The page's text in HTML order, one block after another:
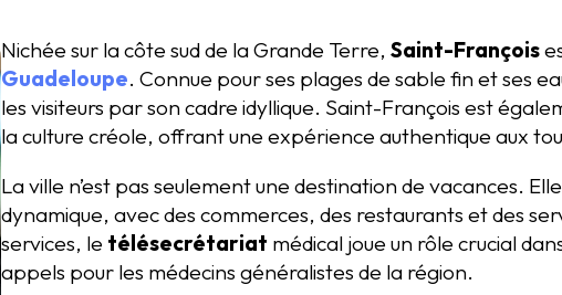
Nichée sur la côte sud de la Grande Terre, Saint-François
Guadeloupe. Connue pour ses plages de sable fin et ses
les visiteurs par son cadre idyllique. Saint-François est
la culture créole, offrant une expérience authentique aux
La ville n’est pas seulement une destination de vacances.
dynamique, avec des commerces, des restaurants et des
services, le télésecrétariat médical joue un rôle crucial
appels pour les médecins généralistes de la région.